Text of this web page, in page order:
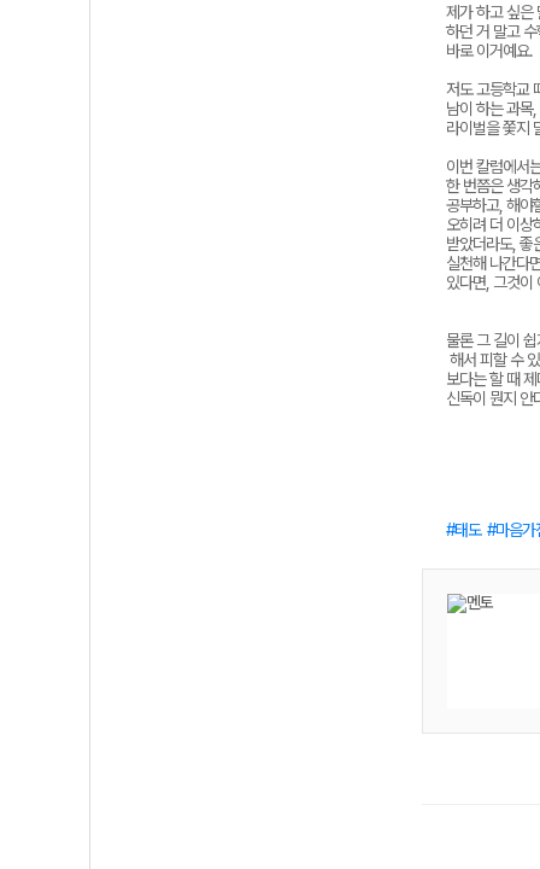
제가 하고 싶은
하던 거 말고 수
바로 이거예요.
저도 고등학교
남이 하는 과목
라이벌을 쫓지
이번 칼럼에서
한 번쯤은 생각
공부하고, 해야
오히려 더 이상
받았더라도, 좋
실천해 나간다
있다면, 그것이
물론 그 길이 쉽
해서 피할 수
보다는할 때 제
신독이 뭔지 안
태도 마음가